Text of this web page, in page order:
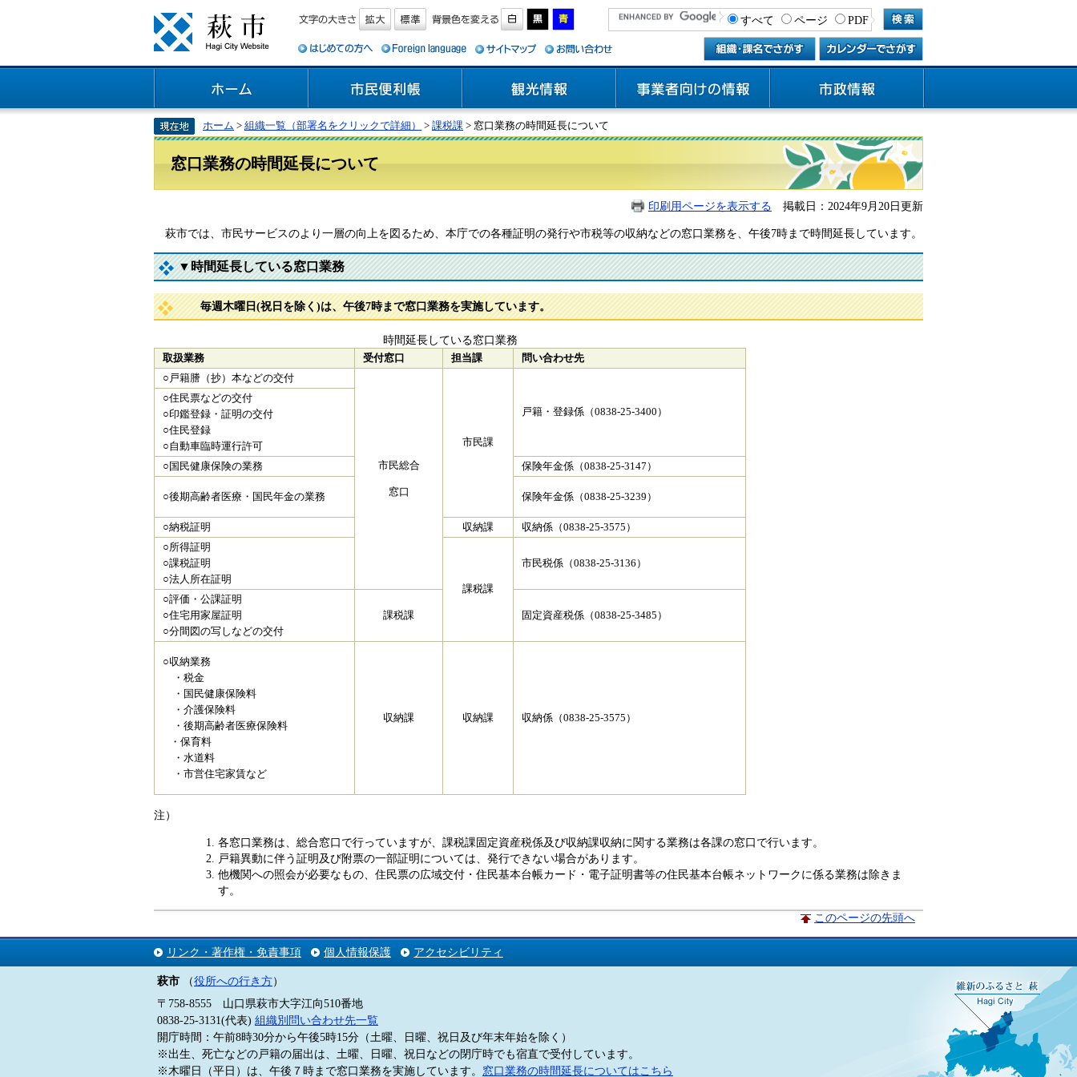
すべて ページ PDF
ホーム > 組織一覧（部署名をクリックで詳細） > 課税課 > 窓口業務の時間延長について
窓口業務の時間延長について
印刷用ページを表示する 掲載日：2024年9月20日更新
萩市では、市民サービスのより一層の向上を図るため、本庁での各種証明の発行や市税等の収納などの窓口業務を、午後7時まで時間延長しています。
▼時間延長している窓口業務
毎週木曜日(祝日を除く)は、午後7時まで窓口業務を実施しています。
時間延長している窓口業務
取扱業務 受付窓口 担当課
問い合わせ先
○戸籍謄（抄）本などの交付
市民総合
窓口
市民課
戸籍・登録係（0838-25-3400）
○住民票などの交付
○印鑑登録・証明の交付
○住民登録
○自動車臨時運行許可
○国民健康保険の業務
保険年金係（0838-25-3147）
○後期高齢者医療・国民年金の業務 保険年金係（0838-25-3239）
○納税証明 収納課
収納係（0838-25-3575）
○所得証明
○課税証明
○法人所在証明
課税課
市民税係（0838-25-3136）
○評価・公課証明
○住宅用家屋証明
○分間図の写しなどの交付
課税課 固定資産税係（0838-25-3485）
○収納業務
・税金
・国民健康保険料
・介護保険料
・後期高齢者医療保険料
・保育料
・水道料
・市営住宅家賃など
収納課 収納課 収納係（0838-25-3575）
注）
各窓口業務は、総合窓口で行っていますが、課税課固定資産税係及び収納課収納に関する業務は各課の窓口で行います。
戸籍異動に伴う証明及び附票の一部証明については、発行できない場合があります。
他機関への照会が必要なもの、住民票の広域交付・住民基本台帳カード・電子証明書等の住民基本台帳ネットワークに係る業務は除きま
す。
このページの先頭へ
リンク・著作権・免責事項 個人情報保護 アクセシビリティ
萩市 （役所への行き方）
〒758-8555 山口県萩市大字江向510番地
0838-25-3131(代表) 組織別問い合わせ先一覧
開庁時間：午前8時30分から午後5時15分（土曜、日曜、祝日及び年末年始を除く）
※出生、死亡などの戸籍の届出は、土曜、日曜、祝日などの閉庁時でも宿直で受付しています。
※木曜日（平日）は、午後７時まで窓口業務を実施しています。 窓口業務の時間延長についてはこちら